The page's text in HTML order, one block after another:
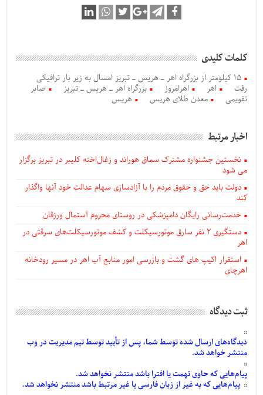
کلمات کلیدی
۱۵ کیلومتر از بزرگراه اهر ـ هریس ـ تبریز امسال به زیر بار ترافیکی
رفت
اهر اهرامروز بزرگراه اهر ـ هریس ـ تبریز
صابر
تقویمی
معدن طلای هریس هریس
اخبار مرتبط
نخستین جشنواره مشترک سماق هوراند و زغال‌اخته کلیبر در تبریز برگزار
می شود
دولت باید حق و حقوق مردم را با آزادسازی سهام عدالت خود آنها واگذار
کند
خدمت‌رسانی رایگان دامپزشکی در روستای محروم آستمال ورزقان
دستگيری ۲ نفر سارق موتورسیکلت و کشف موتورسیکلت‌های سرقتی در
اهر
استقرار اکیپ های گشت و بازرسی امور منابع آب اهر در مسیر رودخانه
اهرچای
ثبت دیدگاه
دیدگاه‌هایارسالشدهتوسط شما، پس ازتأییدتوسط تیم مدیریت در وب
منتشر خواهد شد.
پیام‌هاییکه حاوی تهمت یا افترا باشد منتشر نخواهد شد.
پیام‌هاییکه به غیر از زبان فارسی یا غیر مرتبط باشد منتشر نخواهد شد.